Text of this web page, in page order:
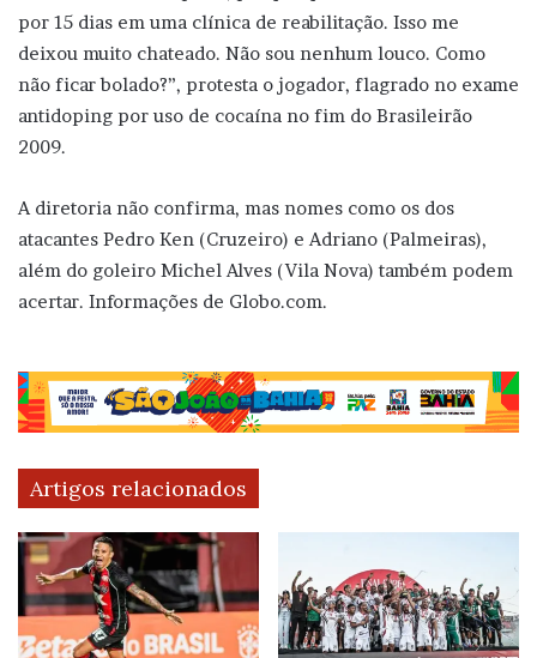
por 15 dias em uma clínica de reabilitação. Isso me
deixou muito chateado. Não sou nenhum louco. Como
não ficar bolado?”, protesta o jogador, flagrado no exame
antidoping por uso de cocaína no fim do Brasileirão
2009.
A diretoria não confirma, mas nomes como os dos
atacantes Pedro Ken (Cruzeiro) e Adriano (Palmeiras),
além do goleiro Michel Alves (Vila Nova) também podem
acertar. Informações de Globo.com.
Artigos relacionados